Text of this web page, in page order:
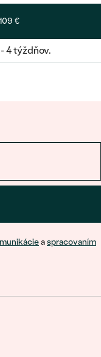
€
4 týždňov.
aspracovaním